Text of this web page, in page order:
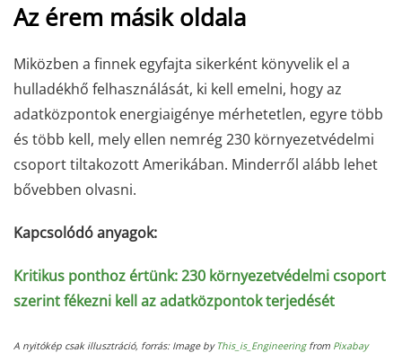
Az érem másik oldala
Miközben a finnek egyfajta sikerként könyvelik el a
hulladékhő felhasználását, ki kell emelni, hogy az
adatközpontok energiaigénye mérhetetlen, egyre több
és több kell, mely ellen nemrég 230 környezetvédelmi
csoport tiltakozott Amerikában. Minderről alább lehet
bővebben olvasni.
Kapcsolódó anyagok:
Kritikus ponthoz értünk: 230 környezetvédelmi csoport
szerint fékezni kell az adatközpontok terjedését
A nyitókép csak illusztráció, forrás: Image by This_is_Engineeringfrom Pixabay